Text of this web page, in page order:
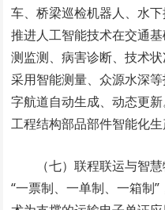
车、桥梁巡检机器人、水
推进人工智能技术在交通
测监测、病害诊断、技术
采用智能测量、众源水深
字航道自动生成、动态更
工程结构部品部件智能化
（七）联程联运与智
“一票制、一单制、一箱制